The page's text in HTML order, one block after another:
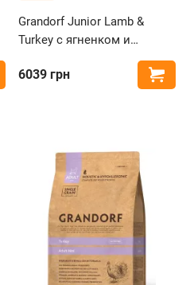
Купить
Grandorf Junior Lamb &
Turkey с ягненком и
индейкой для щенков
средних и крупных пород
6039 грн